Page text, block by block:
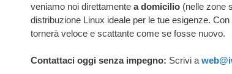
veniamo noi direttamente a domicilio (nelle zone
distribuzione Linux ideale per le tue esigenze.
tornerà veloce e scattante come se fosse nuovo.
Contattaci oggi senza impegno: Scrivi a